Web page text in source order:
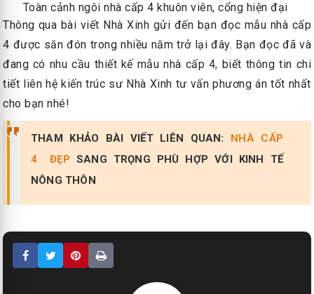
Toàn cảnh ngôi nhà cấp 4 khuôn viên, cổng hiện đại
Thông qua bài viết Nhà Xinh gửi đến bạn đọc mẫu nhà cấp
4 được săn đón trong nhiều năm trở lại đây. Bạn đọc đã và
đang có nhu cầu thiết kế mẫu nhà cấp 4, biết thông tin chi
tiết liên hệ kiến trúc sư Nhà Xinh tư vấn phương án tốt nhất
cho bạn nhé!
THAM KHẢO BÀI VIẾT LIÊN QUAN:
NHÀ CẤP
4 ĐẸP SANG TRỌNG PHÙ HỢP VỚI KINH TẾ
NÔNG THÔN